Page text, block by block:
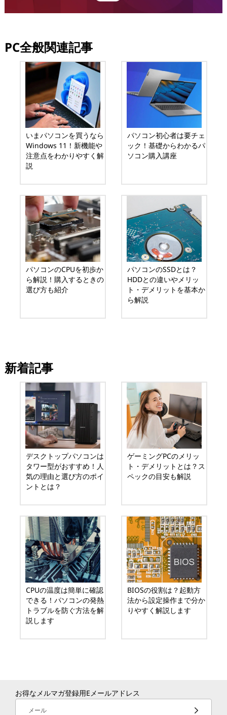
PC全般関連記事
いまパソコンを買うなら
Windows 11！新機能や
注意点をわかりやすく解
説
パソコン初心者は要チェ
ック！基礎からわかるパ
ソコン購入講座
パソコンのCPUを初歩か
ら解説！購入するときの
選び方も紹介
パソコンのSSDとは？
HDDとの違いやメリッ
ト・デメリットを基本か
ら解説
新着記事
デスクトップパソコンは
タワー型がおすすめ！人
気の理由と選び方のポイ
ントとは？
ゲーミングPCのメリッ
ト・デメリットとは？ス
ペックの目安も解説
CPUの温度は簡単に確認
できる！パソコンの発熱
トラブルを防ぐ方法を解
説します
BIOSの役割は？起動方
法から設定操作まで分か
りやすく解説します
お得なメルマガ登録用Eメールアドレス
メール